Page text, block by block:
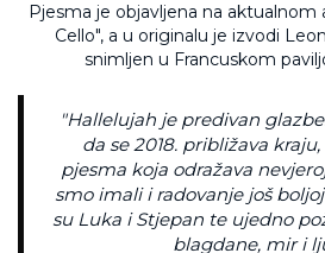
Pjesma je objavljena na
Cello", a u originalu je izvodi
snimljen u Francuskom
"Hallelujah je predivan
da se 2018. približava
pjesma koja odražava
smo imali i radovanje još
su Luka i Stjepan te ujedno
blagdane, mir i